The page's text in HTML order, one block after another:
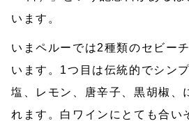
います。
いまペルーでは2種類のセビー
います。1つ目は伝統的でシン
塩、レモン、唐辛子、黒胡椒、
れます。白ワインにとても合い